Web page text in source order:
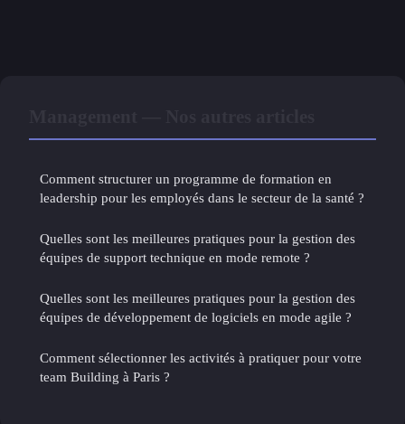
Comment structurer un programme de formation en
leadership pour les employés dans le secteur de la santé ?
Quelles sont les meilleures pratiques pour la gestion des
équipes de support technique en mode remote ?
Quelles sont les meilleures pratiques pour la gestion des
équipes de développement de logiciels en mode agile ?
Comment sélectionner les activités à pratiquer pour votre
team Building à Paris ?